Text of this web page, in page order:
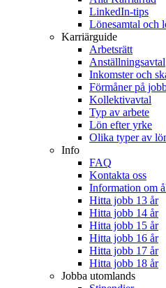
LinkedIn-tips
Lönesamtal och
Karriärguide
Arbetsrätt
Anställningsavtal
Inkomster och
Förmåner på
Kollektivavtal
Typ av arbete
Lön efter yrke
Olika typer av
Info
FAQ
Kontakta oss
Information om
Hitta jobb 13 år
Hitta jobb 14 år
Hitta jobb 15 år
Hitta jobb 16 år
Hitta jobb 17 år
Hitta jobb 18 år
Jobba utomlands